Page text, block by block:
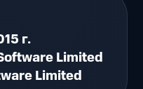
г.
Limited
Limited